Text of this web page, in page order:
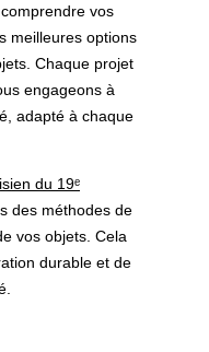
vos
meilleures options
Chaque projet
engageons à
adapté à chaque
du 19ᵉ
des méthodes de
vos objets. Cela
durable et de